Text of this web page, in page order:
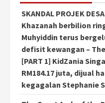
SKANDAL PROJEK
Khazanah berbilion
Muhyiddin terus
defisit kewangan –
[PART 1] KidZania
RM184.17 juta, dijual
kegagalan Stephanie